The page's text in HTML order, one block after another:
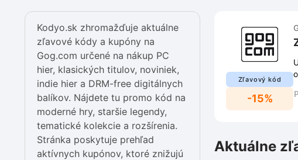
Kodyo.sk zhromažďuje aktuálne
zľavové kódy a kupóny na
Gog.com určené na nákup PC
hier, klasických titulov, noviniek,
indie hier a DRM-free digitálnych
balíkov. Nájdete tu promo kód na
moderné hry, staršie legendy,
tematické kolekcie a rozšírenia.
Stránka poskytuje prehľad
aktívnych kupónov, ktoré znižujú
Zľavový kód
-15%
Aktuálne